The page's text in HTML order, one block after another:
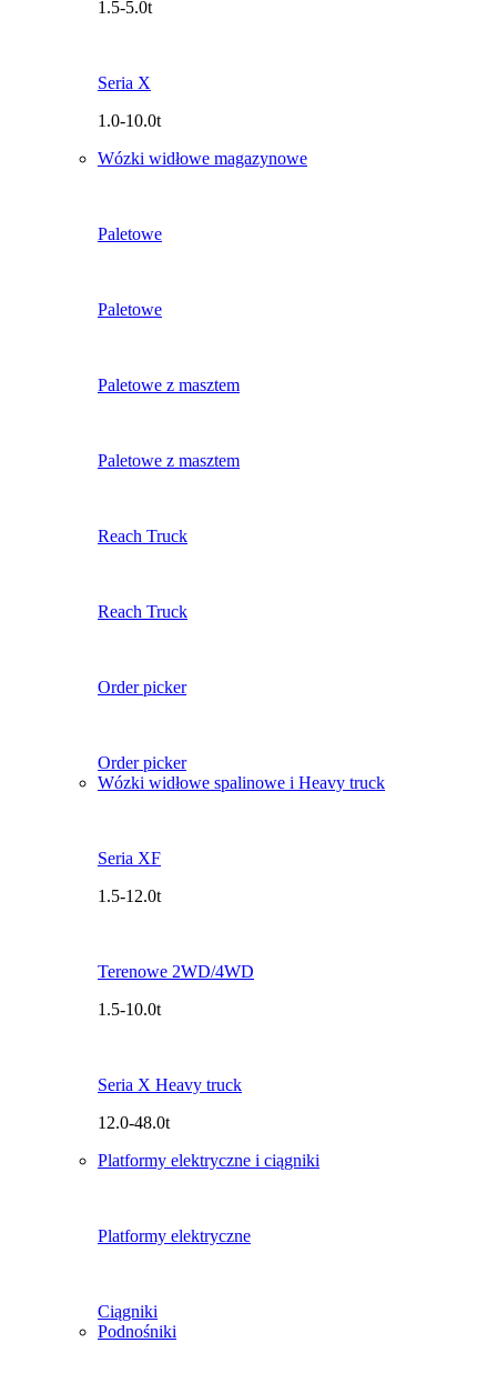
1.5-5.0t
Seria X
1.0-10.0t
Wózki widłowe magazynowe
Paletowe
Paletowe
Paletowe z masztem
Paletowe z masztem
Reach Truck
Reach Truck
Order picker
Order picker
Wózki widłowe spalinowe i Heavy truck
Seria XF
1.5-12.0t
Terenowe 2WD/4WD
1.5-10.0t
Seria X Heavy truck
12.0-48.0t
Platformy elektryczne i ciągniki
Platformy elektryczne
Ciągniki
Podnośniki